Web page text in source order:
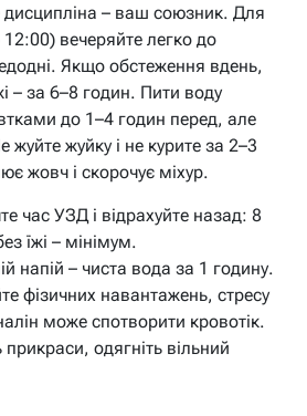
дисципліна – ваш союзник. Для
вечеряйте легко до
Якщо обстеження вдень,
– за 6–8 годин. Пити воду
до 1–4 годин перед, але
жуйте жуйку і не курите за 2–3
жовч і скорочує міхур.
час УЗД і відрахуйте назад: 8
їжі – мінімум.
напій – чиста вода за 1 годину.
фізичних навантажень, стресу
може спотворити кровотік.
прикраси, одягніть вільний